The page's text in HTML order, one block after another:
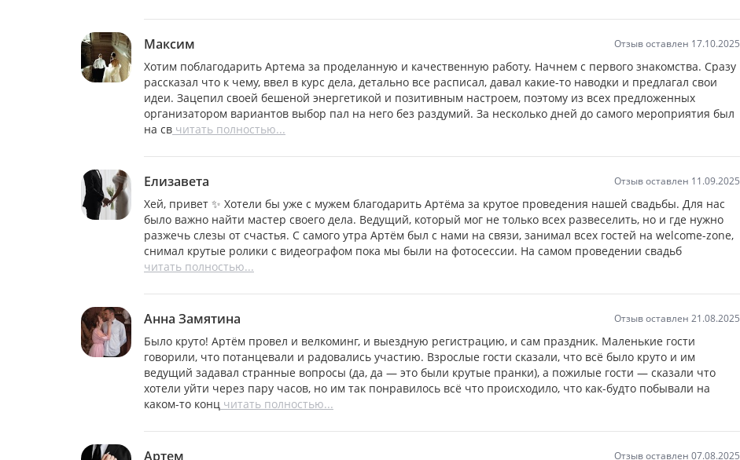
Максим Отзыв оставлен 17.10.2025
Хотим поблагодарить Артема за проделанную и качественную работу. Начнем с первого знакомства. Сразу
рассказал что к чему, ввел в курс дела, детально все расписал, давал какие-то наводки и предлагал свои
идеи. Зацепил своей бешеной энергетикой и позитивным настроем, поэтому из всех предложенных
организатором вариантов выбор пал на него без раздумий. За несколько дней до самого мероприятия был
на св читать полностью...
Елизавета Отзыв оставлен 11.09.2025
Хей, привет ✨ Хотели бы уже с мужем благодарить Артёма за крутое проведения нашей свадьбы. Для нас
было важно найти мастер своего дела. Ведущий, который мог не только всех развеселить, но и где нужно
разжечь слезы от счастья. С самого утра Артём был с нами на связи, занимал всех гостей на welcome-zone,
снимал крутые ролики с видеографом пока мы были на фотосессии. На самом проведении свадьб
читать полностью...
Анна Замятина Отзыв оставлен 21.08.2025
Было круто! Артём провел и велкоминг, и выездную регистрацию, и сам праздник. Маленькие гости
говорили, что потанцевали и радовались участию. Взрослые гости сказали, что всё было круто и им
ведущий задавал странные вопросы (да, да — это были крутые пранки), а пожилые гости — сказали что
хотели уйти через пару часов, но им так понравилось всё что происходило, что как-будто побывали на
каком-то конц читать полностью...
Артем Отзыв оставлен 07.08.2025